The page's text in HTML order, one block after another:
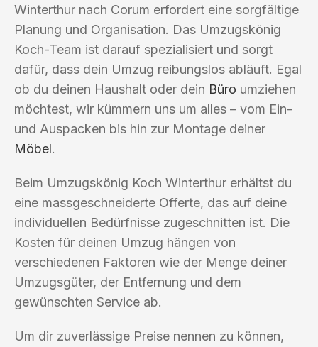
Winterthur nach Corum erfordert eine sorgfältige
Planung und Organisation. Das Umzugskönig
Koch-Team ist darauf spezialisiert und sorgt
dafür, dass dein Umzug reibungslos abläuft. Egal
ob du deinen Haushalt oder dein Büro umziehen
möchtest, wir kümmern uns um alles – vom Ein-
und Auspacken bis hin zur Montage deiner
Möbel.
Beim Umzugskönig Koch Winterthur erhältst du
eine massgeschneiderte Offerte, das auf deine
individuellen Bedürfnisse zugeschnitten ist. Die
Kosten für deinen Umzug hängen von
verschiedenen Faktoren wie der Menge deiner
Umzugsgüter, der Entfernung und dem
gewünschten Service ab.
Um dir zuverlässige Preise nennen zu können,